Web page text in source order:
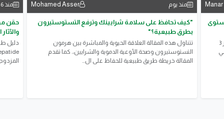
> هل سكرك مضبوط فعلا؟ تحليل واحد بيكشفلك سكر اخر 3
منذ يوم Mohamed Asser
"كيف تحافظ على سلامة شرايينك وترفع التستوستيرون
بطرق طبيعية؟"
تتناول هذه المقالة العلاقة الحيوية والمباشرة بين هرمون
التستوستيرون وصحة الأوعية الدموية والشرايين،. كما تقدم
المقالة خريطة طريق طبيعية للحفاظ على ال...
منذ 6 أيام
والآثار